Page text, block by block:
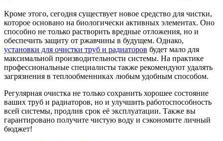
Кроме этого, сегодня существует новое средство для чистки,
которое основано на биологически активных элементах. Оно
способно не только растворить вредные отложения, но и
обеспечить защиту от ржавчины в будущем. Однако,
установки для очистки труб и радиаторов будет мало для
максимальной производительности системы. На практике
профессиональные специалисты также рекомендуют удалять
загрязнения в теплообменниках любым удобным способом.
Регулярная очистка не только сохранить хорошее состояние
ваших труб и радиаторов, но и улучшить работоспособность
всей системы, продлив срок её эксплуатации. Также вы
гарантировано получите чистую воду и сэкономите личный
бюджет!